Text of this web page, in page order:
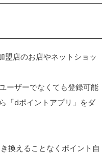
盟店のお店やネットショッ
ーザーでなくても登録可能
「dポイントアプリ」をダ
換えることなくポイント自